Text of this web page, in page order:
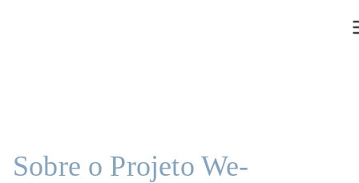
Sobre o Projeto We-